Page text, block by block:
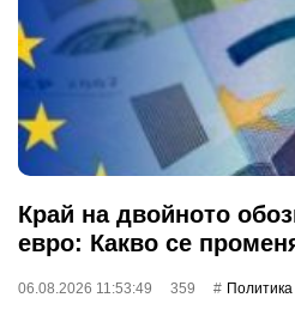
Край на двойното
евро: Какво се
06.08.2026 11:53:49 359 Политика